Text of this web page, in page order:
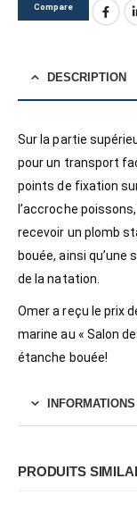
Compare
DESCRIPTION
Sur la partie
pour un transport
points de fixation
l’accroche
recevoir un plomb
bouée, ainsi qu’une
de la natation.
Omer a reçu le prix
marine au « Salon
étanche bouée!
PRODUITS